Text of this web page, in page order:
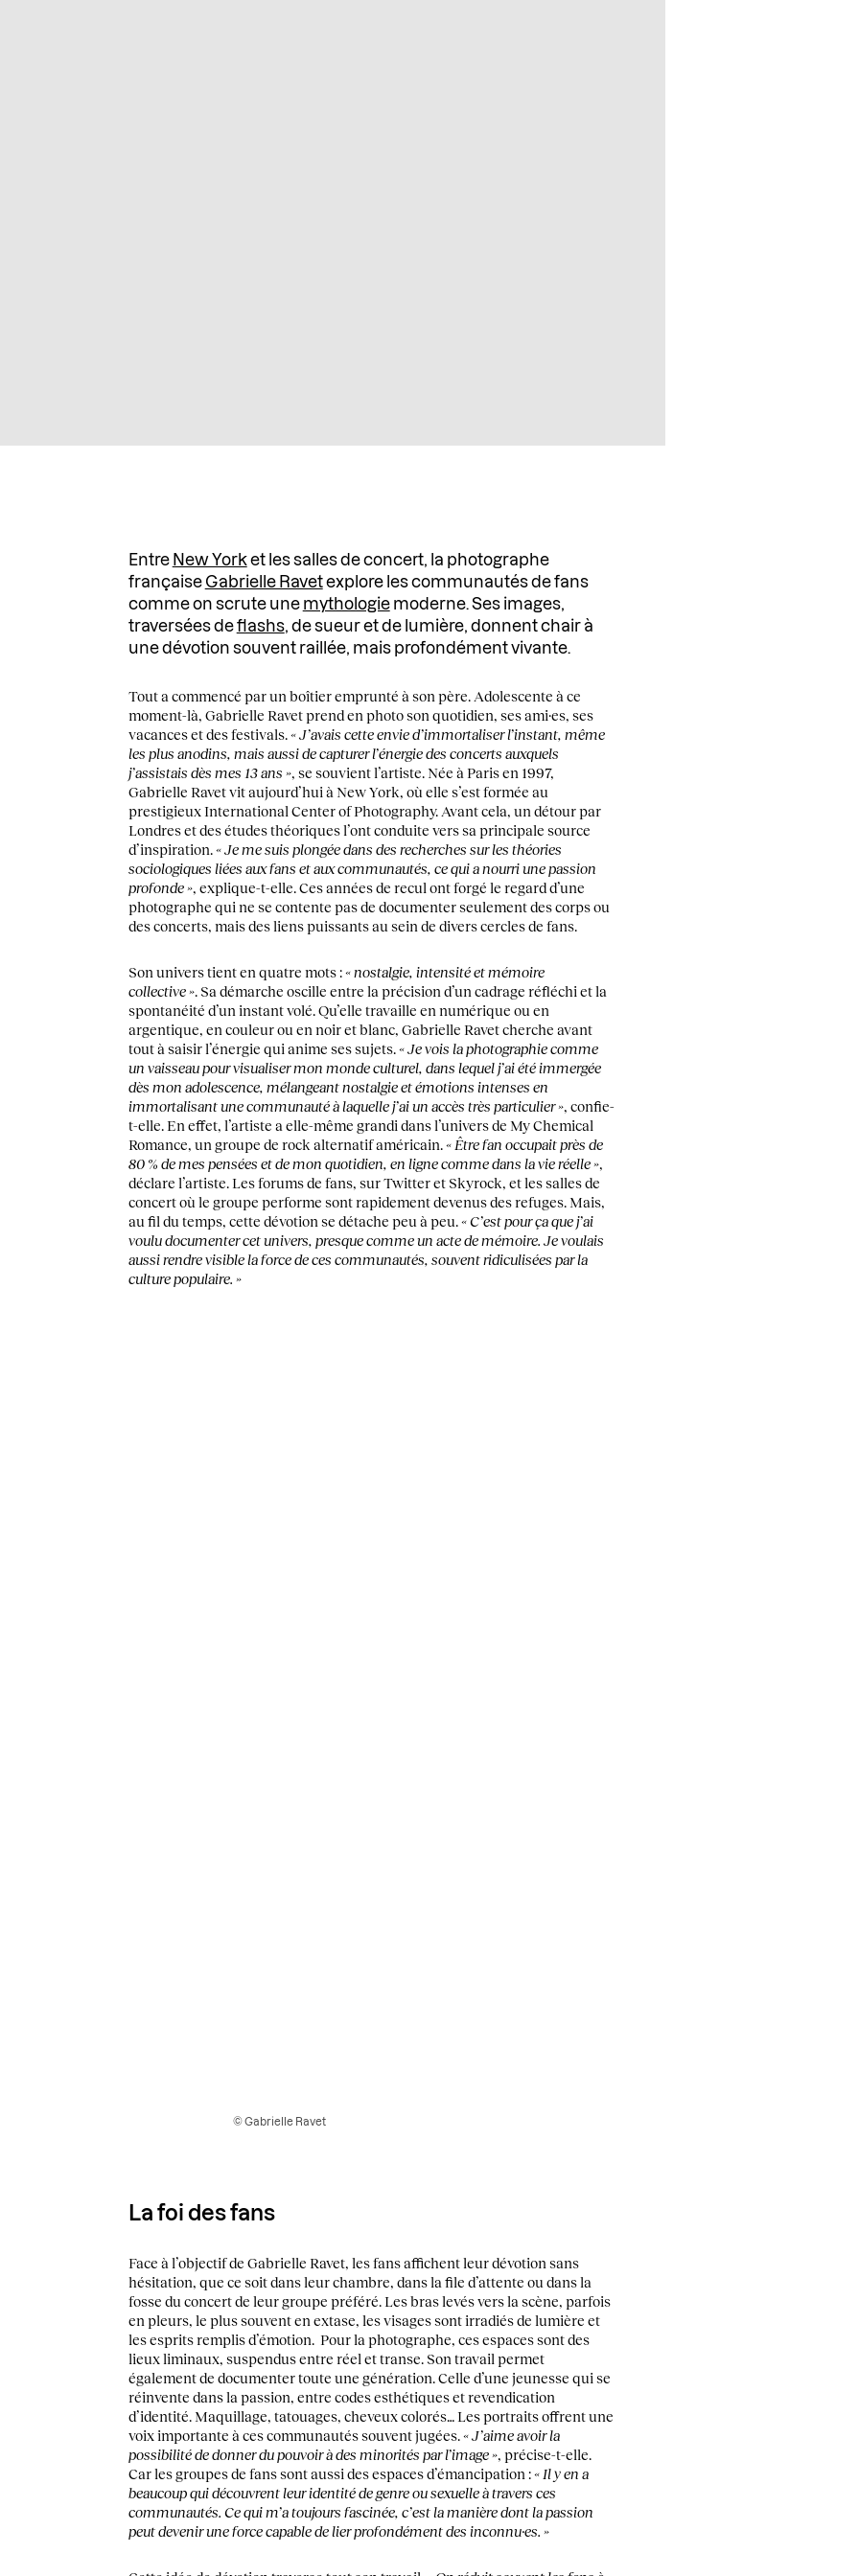
Entre New Yorket les salles de concert, la photographe
française Gabrielle Ravetexplore les communautés de fans
comme on scrute une mythologiemoderne. Ses images,
traversées deflashs, de sueur et de lumière, donnent chair à
une dévotion souvent raillée, mais profondément vivante.
Tout a commencé par un boîtier emprunté à son père. Adolescente à ce
moment-là, Gabrielle Ravet prend en photo son quotidien, ses ami·es, ses
vacances et des festivals.« J’avais cette envie d’immortaliser l’instant, même
les plus anodins, mais aussi de capturer l’énergie des concerts auxquels
j’assistais dès mes 13 ans », se souvient l’artiste. Née à Paris en 1997,
Gabrielle Ravet vit aujourd’hui à New York, où elle s’est formée au
prestigieux International Center of Photography. Avant cela, un détour par
Londres et des études théoriques l’ont conduite vers sa principale source
d’inspiration.« Je me suis plongée dans des recherches sur les théories
sociologiques liées aux fans et aux communautés, ce qui a nourri une passion
profonde », explique-t-elle. Ces années de recul ont forgé le regard d’une
photographe qui ne se contente pas de documenter seulement des corps ou
des concerts, mais des liens puissants au sein de divers cercles de fans.
Son univers tient en quatre mots :« nostalgie, intensité et mémoire
collective ». Sa démarche oscille entre la précision d’un cadrage réfléchi et la
spontanéité d’un instant volé. Qu’elle travaille en numérique ou en
argentique, en couleur ou en noir et blanc, Gabrielle Ravet cherche avant
tout à saisir l’énergie qui anime ses sujets.« Je vois la photographie comme
un vaisseau pour visualiser mon monde culturel, dans lequel j’ai été immergée
dès mon adolescence, mélangeant nostalgie et émotions intenses en
immortalisant une communauté à laquelle j’ai un accès très particulier », confie-
t-elle. En effet, l’artiste a elle-même grandi dans l’univers de My Chemical
Romance, un groupe de rock alternatif américain.« Être fan occupait près de
80 % de mes pensées et de mon quotidien, en ligne comme dans la vie réelle »,
déclare l’artiste. Les forums de fans, sur Twitter et Skyrock, et les salles de
concert où le groupe performe sont rapidement devenus des refuges. Mais,
au fil du temps, cette dévotion se détache peu à peu.« C’est pour ça que j’ai
voulu documenter cet univers, presque comme un acte de mémoire. Je voulais
aussi rendre visible la force de ces communautés, souvent ridiculisées par la
culture populaire. »
© Gabrielle Ravet
La foi des fans
Face à l’objectif de Gabrielle Ravet, les fans affichent leur dévotion sans
hésitation, que ce soit dans leur chambre, dans la file d’attente ou dans la
fosse du concert de leur groupe préféré. Les bras levés vers la scène, parfois
en pleurs, le plus souvent en extase, les visages sont irradiés de lumière et
les esprits remplis d’émotion. Pour la photographe, ces espaces sont des
lieux liminaux, suspendus entre réel et transe. Son travail permet
également de documenter toute une génération. Celle d’une jeunesse qui se
réinvente dans la passion, entre codes esthétiques et revendication
d’identité. Maquillage, tatouages, cheveux colorés… Les portraits offrent une
voix importante à ces communautés souvent jugées.« J’aime avoir la
possibilité de donner du pouvoir à des minorités par l’image », précise-t-elle.
Car les groupes de fans sont aussi des espaces d’émancipation :« Il y en a
beaucoup qui découvrent leur identité de genre ou sexuelle à travers ces
communautés. Ce qui m’a toujours fascinée, c’est la manière dont la passion
peut devenir une force capable de lier profondément des inconnu·es. »